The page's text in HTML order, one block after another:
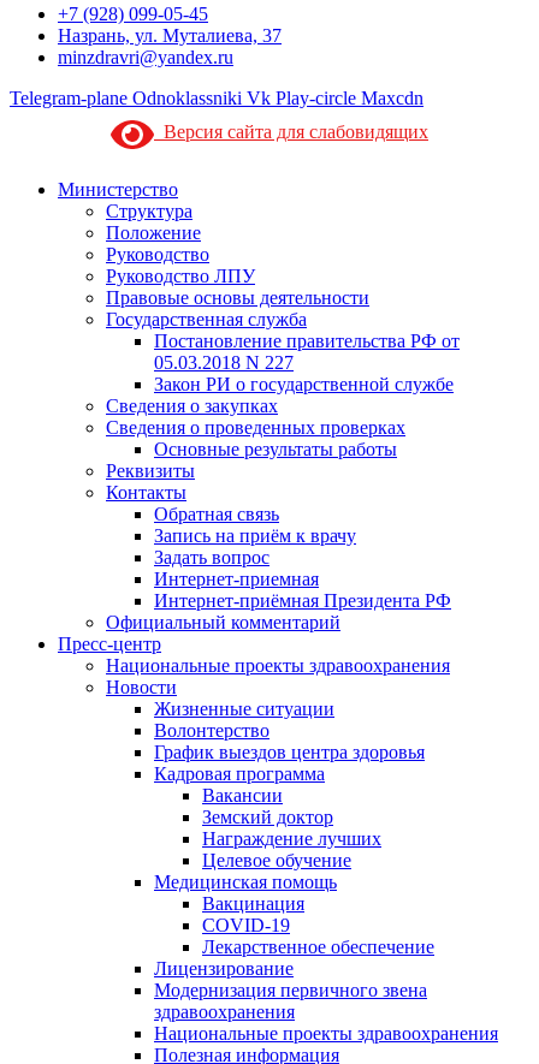
+7 (928) 099-05-45
Назрань, ул. Муталиева, 37
minzdravri@yandex.ru
Telegram-plane Odnoklassniki Vk Play-circle Maxcdn
Версия сайта для слабовидящих
Министерство
Структура
Положение
Руководство
Руководство ЛПУ
Правовые основы деятельности
Государственная служба
Постановление правительства РФ от
05.03.2018 N 227
Закон РИ о государственной службе
Сведения о закупках
Сведения о проведенных проверках
Основные результаты работы
Реквизиты
Контакты
Обратная связь
Запись на приём к врачу
Задать вопрос
Интернет-приемная
Интернет-приёмная Президента РФ
Официальный комментарий
Пресс-центр
Национальные проекты здравоохранения
Новости
Жизненные ситуации
Волонтерство
График выездов центра здоровья
Кадровая программа
Вакансии
Земский доктор
Награждение лучших
Целевое обучение
Медицинская помощь
Вакцинация
COVID-19
Лекарственное обеспечение
Лицензирование
Модернизация первичного звена
здравоохранения
Национальные проекты здравоохранения
Полезная информация